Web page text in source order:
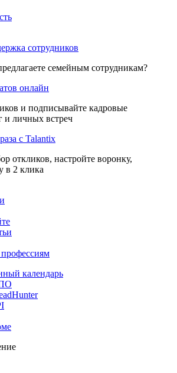
сотрудников
семейным сотрудникам?
онлайн
и подписывайте кадровые
и личных встреч
с Talantix
откликов, настройте воронку,
в 2 клика
календарь